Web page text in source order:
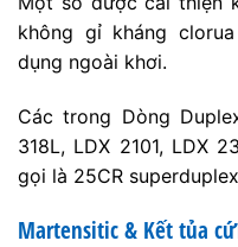
không gỉ kháng
dụng ngoài khơi.
Các trong Dòng
318L, LDX 2101, LDX
gọi là 25CR
Martensitic & Kết tủa